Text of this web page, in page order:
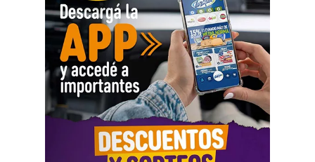
Además, la abogada Amartino solicitó, en nombre de
todas las organizaciones que pidieron la audiencia, que
la CIDH «emita una comunicación dirigida al Estado
argentino en la que llame la atención sobre la
incompatibilidad de la reforma laboral con los estándares
interamericanos, y llame al cumplimiento de sus
obligaciones en materia de derechos humanos.
Solicitamos también que esa comunicación sea remitida
a todos los tribunales locales para ser tenida en cuenta
Administración Nacional de Aviación Civil (ANAC), PAMI
y ANSES atenderán únicamente emergencias.
Uno de los principales motivos que reaviva la
conflictividad en el Sector Público es la pérdida del poder
adquisitivo a partir de las paritarias firmadas a la baja.
lo que va del 2026, los incrementos llegaron a 12,9%
en la Administración Pública Nacional hasta el mes de
junio, mientras que la inflación en ese mismo periodo